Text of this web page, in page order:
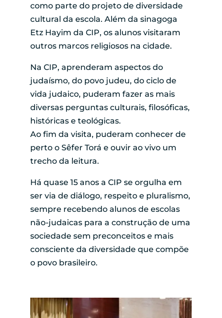
como parte do projeto de diversidade
cultural da escola. Além da sinagoga
Etz Hayim da CIP, os alunos visitaram
outros marcos religiosos na cidade.
Na CIP, aprenderam aspectos do
judaísmo, do povo judeu, do ciclo de
vida judaico, puderam fazer as mais
diversas perguntas culturais, filosóficas,
históricas e teológicas.
Ao fim da visita, puderam conhecer de
perto o Sêfer Torá e ouvir ao vivo um
trecho da leitura.
Há quase 15 anos a CIP se orgulha em
ser via de diálogo, respeito e pluralismo,
sempre recebendo alunos de escolas
não-judaicas para a construção de uma
sociedade sem preconceitos e mais
consciente da diversidade que compõe
o povo brasileiro.